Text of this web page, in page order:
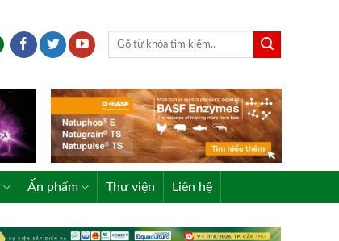
Ấn phẩm Thư viện Liên hệ